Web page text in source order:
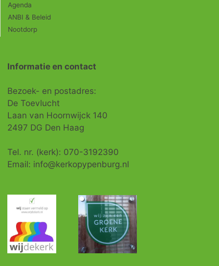
Agenda
ANBI & Beleid
Nootdorp
Informatie en contact
Bezoek- en postadres:
De Toevlucht
Laan van Hoornwijck 140
2497 DG Den Haag
Tel. nr. (kerk): 070-3192390
Email: info@kerkopypenburg.nl